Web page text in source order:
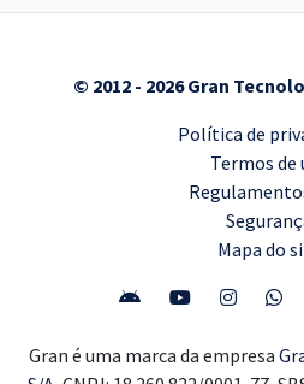
© 2012 - 2026 Gran
Política de
Termos de
Mapa do
Gran é uma marca da empresa